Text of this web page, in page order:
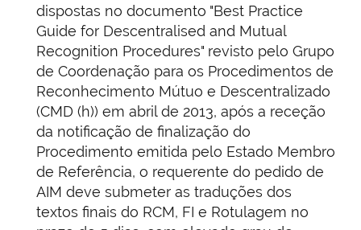
dispostas no documento "Best Practice
Guide for Descentralised and Mutual
Recognition Procedures" revisto pelo Grupo
de Coordenação para os Procedimentos de
Reconhecimento Mútuo e Descentralizado
(CMD (h)) em abril de 2013, após a receção
da notificação de finalização do
Procedimento emitida pelo Estado Membro
de Referência, o requerente do pedido de
AIM deve submeter as traduções dos
textos finais do RCM, FI e Rotulagem no